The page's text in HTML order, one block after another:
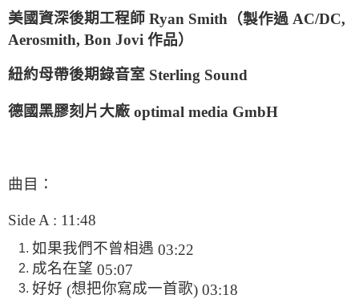
美國資深後期工程師 Ryan Smith （製作過 AC/DC,
Aerosmith, Bon Jovi 作品）
紐約母帶後期錄音室 Sterling Sound
德國黑膠刻片大廠 optimal media GmbH
曲目：
Side A : 11:48
如果我們不曾相遇 03:22
成名在望 05:07
好好 (想把你寫成一首歌) 03:18